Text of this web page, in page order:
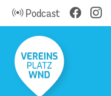
Podcast